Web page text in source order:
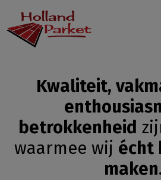
Kwaliteit,
betrokkenheid
waarmee wij écht
maken.